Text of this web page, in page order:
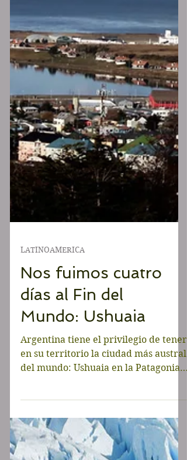
LATINOAMERICA
Nos fuimos cuatro
días al Fin del
en su territorio la ciudad más austral
del mundo: Ushuaia en la Patagonia
Argentina. Ushuaia es un...